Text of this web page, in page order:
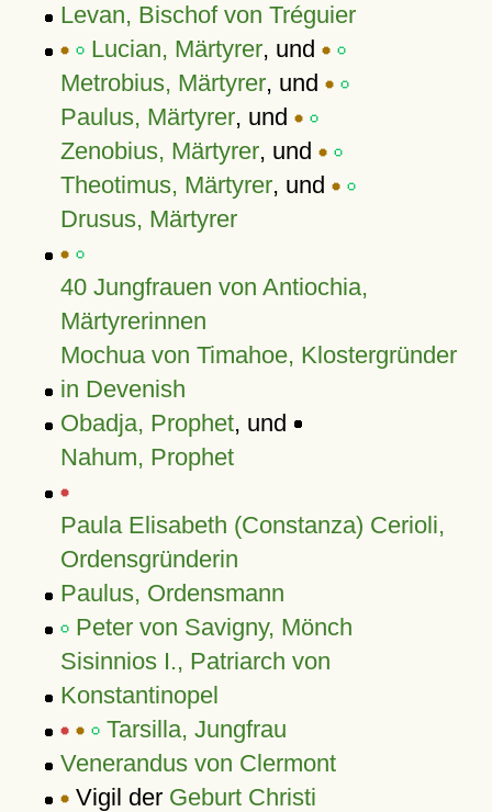
Levan, Bischof von Tréguier
Lucian, Märtyrer, und
Metrobius, Märtyrer, und
Paulus, Märtyrer, und
Zenobius, Märtyrer, und
Theotimus, Märtyrer, und
Drusus, Märtyrer
40 Jungfrauen von Antiochia,
Märtyrerinnen
Mochua von Timahoe, Klostergründer
in Devenish
Obadja, Prophet, und
Nahum, Prophet
Paula Elisabeth (Constanza) Cerioli,
Ordensgründerin
Paulus, Ordensmann
Peter von Savigny, Mönch
Sisinnios I., Patriarch von
Konstantinopel
Tarsilla, Jungfrau
Venerandus von Clermont
Vigil der Geburt Christi